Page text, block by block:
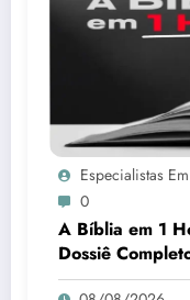
Especialistas
0
A Bíblia em 1
Dossiê